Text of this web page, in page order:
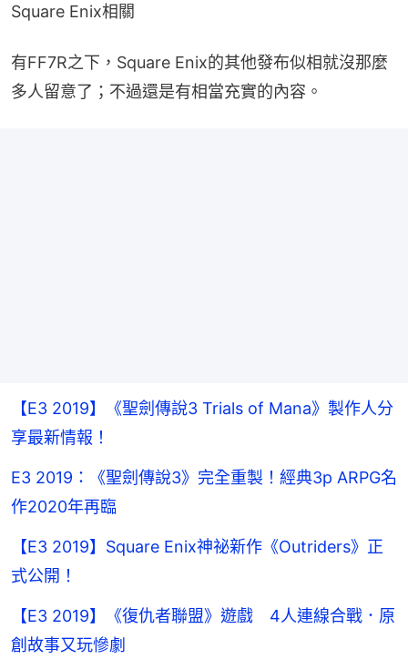
Square Enix相關
有FF7R之下，Square Enix的其他發布似相就沒那麼
多人留意了；不過還是有相當充實的內容。
【E3 2019】《聖劍傳說3 Trials of Mana》製作人分
享最新情報！
E3 2019：《聖劍傳說3》完全重製！經典3p ARPG名
作2020年再臨
【E3 2019】Square Enix神祕新作《Outriders》正
式公開！
【E3 2019】《復仇者聯盟》遊戲 4人連線合戰．原
創故事又玩慘劇